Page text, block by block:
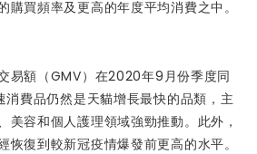
購買頻率及更高的年度平均消費之中。
易額（GMV）在2020年9月份季度同
消費品仍然是天貓增長最快的品類，主
美容和個人護理領域強勁推動。此外，
恢復到較新冠疫情爆發前更高的水平。